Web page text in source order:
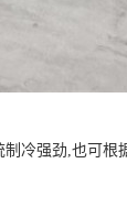
冷强劲,也可根